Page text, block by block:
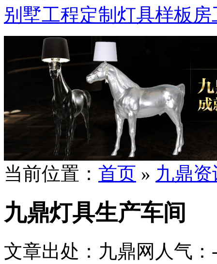
别墅工程定制灯具样板房
当前位置： 首页 » 九鼎
九鼎灯具生产车间
文章出处：九鼎网 人气：